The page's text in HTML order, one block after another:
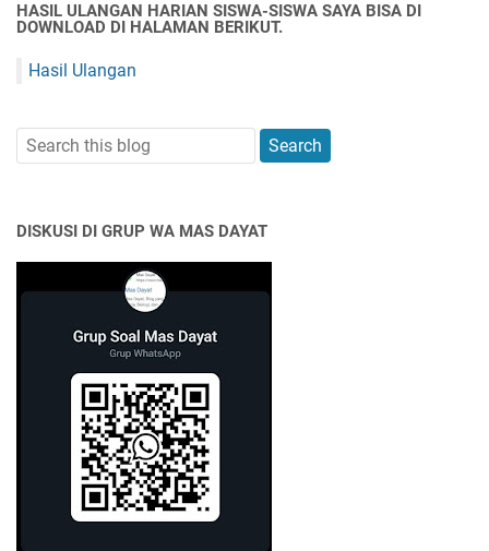
HASIL ULANGAN HARIAN SISWA-SISWA SAYA BISA DI
DOWNLOAD DI HALAMAN BERIKUT.
Hasil Ulangan
DISKUSI DI GRUP WA MAS DAYAT